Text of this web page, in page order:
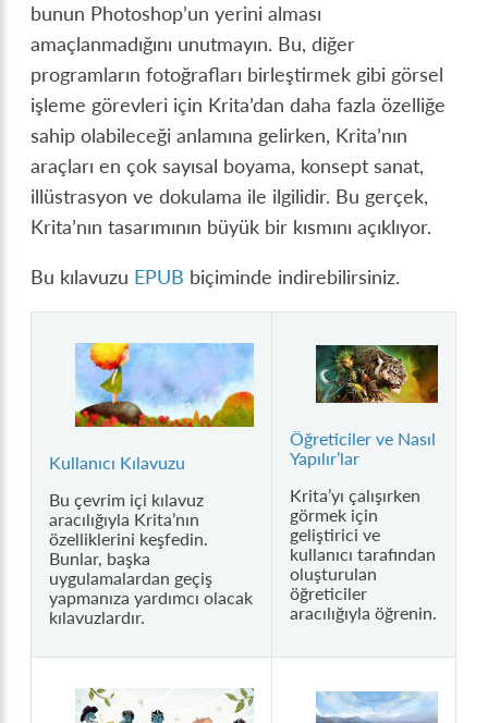
bunun Photoshop’un yerini alması
amaçlanmadığını unutmayın. Bu, diğer
programların fotoğrafları birleştirmek gibi görsel
işleme görevleri için Krita’dan daha fazla özelliğe
sahip olabileceği anlamına gelirken, Krita’nın
araçları en çok sayısal boyama, konsept sanat,
illüstrasyon ve dokulama ile ilgilidir. Bu gerçek,
Krita’nın tasarımının büyük bir kısmını açıklıyor.
Bu kılavuzu EPUB biçiminde indirebilirsiniz.
Kullanıcı Kılavuzu
Bu çevrim içi kılavuz
aracılığıyla Krita’nın
özelliklerini keşfedin.
Bunlar, başka
uygulamalardan geçiş
yapmanıza yardımcı olacak
kılavuzlardır.
Öğreticiler ve Nasıl
Yapılır’lar
Krita’yı çalışırken
görmek için
geliştirici ve
kullanıcı tarafından
oluşturulan
öğreticiler
aracılığıyla öğrenin.